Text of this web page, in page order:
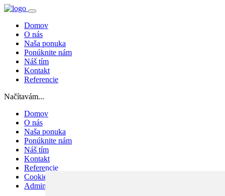
Domov
O nás
Naša ponuka
Ponúknite nám
Náš tím
Kontakt
Referencie
Načítavám...
Domov
O nás
Naša ponuka
Ponúknite nám
Náš tím
Kontakt
Referencie
Cookies
Admin